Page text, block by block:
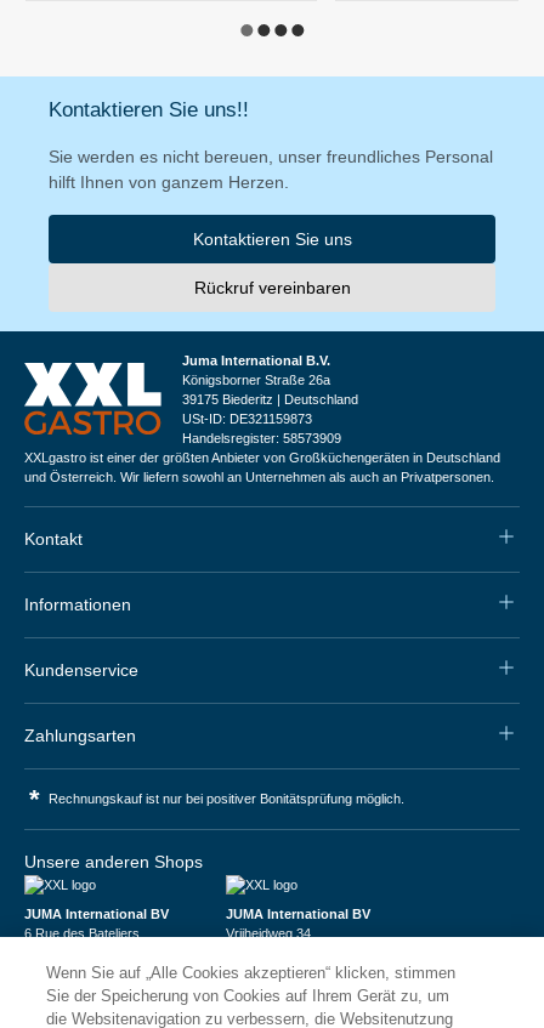
Kontaktieren Sie uns!!
Sie werden es nicht bereuen, unser freundliches Personal
hilft Ihnen von ganzem Herzen.
Kontaktieren Sie uns
Rückruf vereinbaren
Juma International B.V.
Königsborner Straße 26a
39175 Biederitz | Deutschland
USt-ID: DE321159873
Handelsregister: 58573909
XXLgastro ist einer der größten Anbieter von Großküchengeräten in Deutschland
und Österreich. Wir liefern sowohl an Unternehmen als auch an Privatpersonen.
Kontakt
Informationen
Kundenservice
Zahlungsarten
* Rechnungskauf ist nur bei positiver Bonitätsprüfung möglich.
Unsere anderen Shops
JUMA International BV
6 Rue des Bateliers
Numéro de TVA : FR59815313275
Numéro Siren : 815313275
JUMA International BV
Vrijheidweg 34
BTW: NL853095048B01
K.V.K.: 58573909
Wenn Sie auf „Alle Cookies akzeptieren“ klicken, stimmen
Sie der Speicherung von Cookies auf Ihrem Gerät zu, um
die Websitenavigation zu verbessern, die Websitenutzung